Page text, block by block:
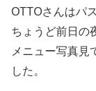
OTTOさんはパ
ちょうど前日の
メニュー写真見
した。